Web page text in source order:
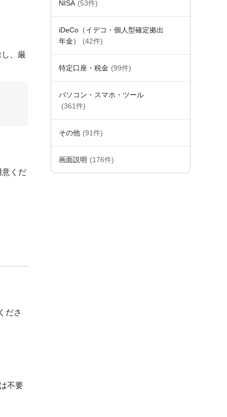
NISA (53件)
iDeCo（イデコ・個人型確定拠出
年金）
(42件)
特定口座・税金 (99件)
パソコン・スマホ・ツール
(361件)
その他 (91件)
画面説明 (176件)
、厳
意くだ
ださ
不要